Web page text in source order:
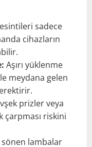
sadece
cihazların
Aşırı yüklenme
meydana gelen
prizler veya
çarpması riskini
sönen lambalar